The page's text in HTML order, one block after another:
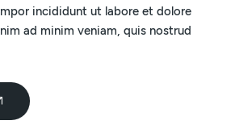
incididunt ut labore et dolore
ad minim veniam, quis nostrud